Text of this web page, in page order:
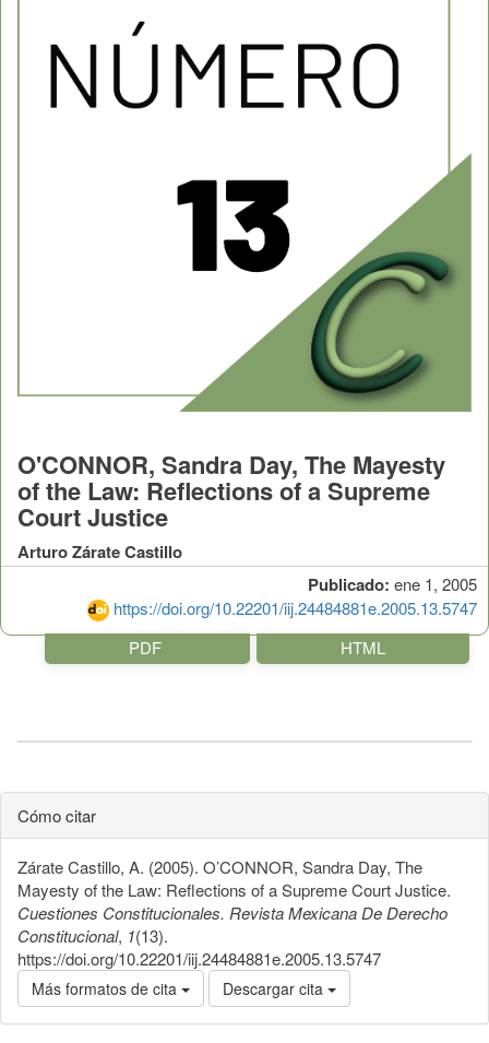
Publicado: ene 1, 2005
https://doi.org/10.22201/iij.24484881e.2005.13.5747
O'CONNOR, Sandra Day, The Mayesty
of the Law: Reflections of a Supreme
Court Justice
Arturo Zárate Castillo
PDF HTML
Cómo citar
Zárate Castillo, A. (2005). O’CONNOR, Sandra Day, The
Mayesty of the Law: Reflections of a Supreme Court Justice.
Cuestiones Constitucionales. Revista Mexicana De Derecho
Constitucional, 1(13).
https://doi.org/10.22201/iij.24484881e.2005.13.5747
Más formatos de cita Descargar cita